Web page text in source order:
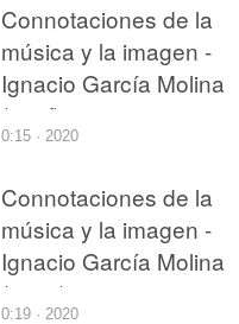
Connotaciones de la
música y la imagen -
Ignacio García Molina
(p1_f)
0:15 · 2020
Connotaciones de la
música y la imagen -
Ignacio García Molina
(p1_c)
0:19 · 2020